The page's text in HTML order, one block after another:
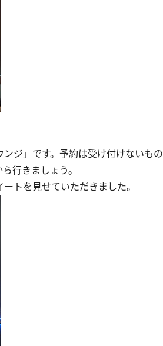
ジ」です。予約は受け付けないも
行きましょう。
トを見せていただきました。